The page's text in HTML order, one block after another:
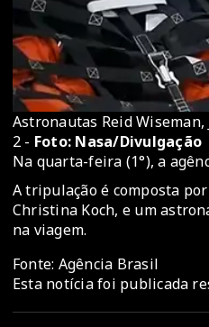
Astronautas Reid
2 - Foto: Nasa/Divulgação
Na quarta-feira (1°), a
A tripulação é composta
Christina Koch, e um
na viagem.
Fonte: Agência Brasil
Esta notícia foi publicada